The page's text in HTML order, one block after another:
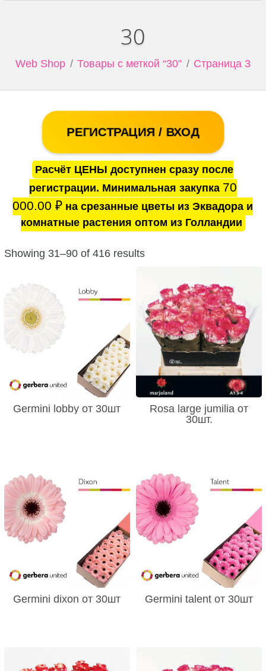
30
Web Shop Товары с меткой “30” Страница 3
РЕГИСТРАЦИЯ / ВХОД
Расчёт ЦЕНЫ доступнен сразу после
регистрации. Минимальная закупка 70
000.00₽ на срезанные цветы из Эквадора и
комнатные растения оптом из Голландии
Showing 31–90 of 416 results
Germini lobby от 30шт
Rosa large jumilia от
30шт.
Germini dixon от 30шт Germini talent от 30шт